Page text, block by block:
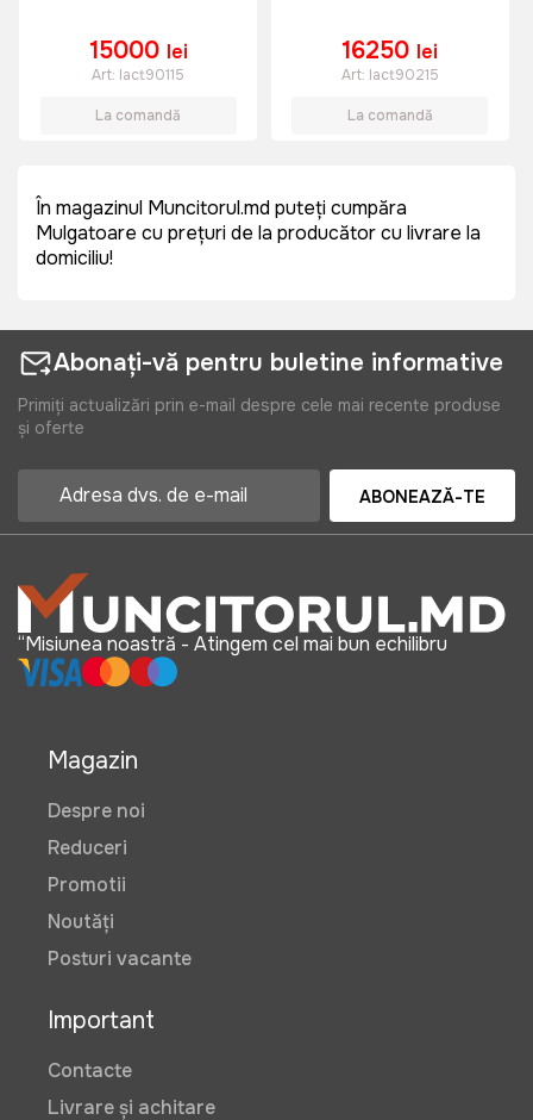
15000 lei
Art: lact90115
La comandă
16250 lei
Art: lact90215
La comandă
În magazinul Muncitorul.md puteți cumpăra
Mulgatoare cu prețuri de la producător cu livrare la
domiciliu!
Abonați-vă pentru buletine informative
Primiți actualizări prin e-mail despre cele mai recente produse
și oferte
ABONEAZĂ-TE
“Misiunea noastră - Atingem cel mai bun echilibru
Magazin
Despre noi
Reduceri
Promotii
Noutăți
Posturi vacante
Important
Contacte
Livrare și achitare